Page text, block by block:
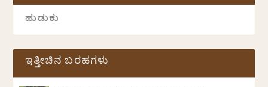
ಇತ್ತೀಚಿನ ಬರಹಗಳು